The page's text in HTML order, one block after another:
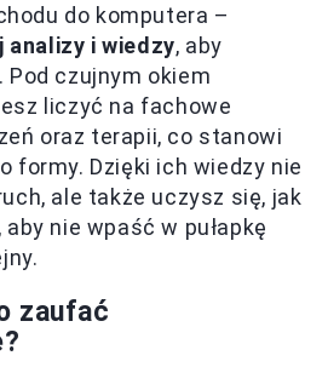
do komputera –
analizy i wiedzy, aby
Pod czujnym okiem
liczyć na fachowe
oraz terapii, co stanowi
formy. Dzięki ich wiedzy nie
ale także uczysz się, jak
nie wpaść w pułapkę
zaufać